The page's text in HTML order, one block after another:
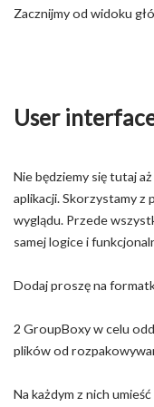
Zacznijmy od widoku
User
Nie będziemy się tutaj
aplikacji. Skorzystamy
wyglądu. Przede
samej logice i
Dodaj proszę na
2 GroupBoxy w celu
plików od
Na każdym z nich